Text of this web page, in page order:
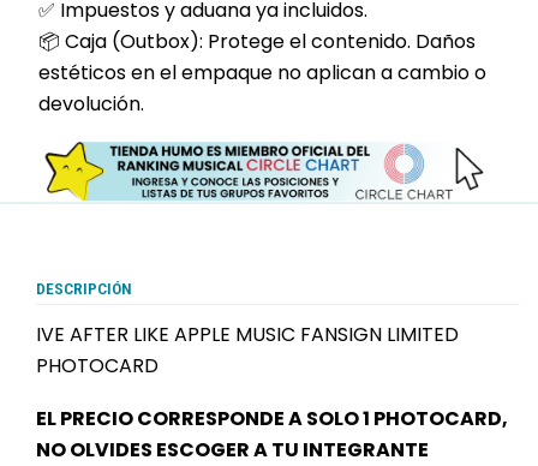
✅ Impuestos y aduana ya incluidos.
📦 Caja (Outbox): Protege el contenido. Daños
estéticos en el empaque no aplican a cambio o
devolución.
DESCRIPCIÓN
IVE AFTER LIKE APPLE MUSIC FANSIGN LIMITED
PHOTOCARD
EL PRECIO CORRESPONDE A SOLO 1 PHOTOCARD,
NO OLVIDES ESCOGER A TU INTEGRANTE